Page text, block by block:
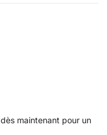
dès maintenant pour un